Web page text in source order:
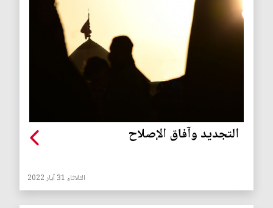
التجديد وآفاق الإصلاح
الثلاثاء 31 آيار 2022